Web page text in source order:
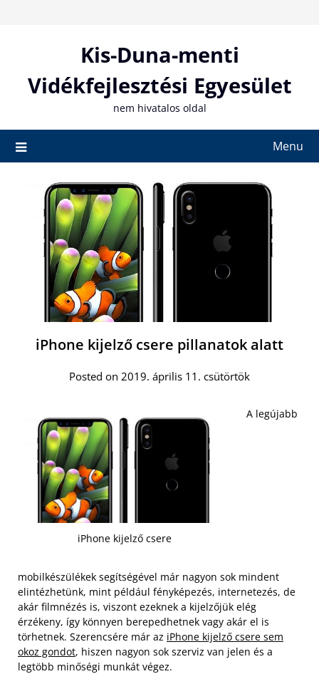
Kis-Duna-menti
Vidékfejlesztési Egyesület
nem hivatalos oldal
Menu
iPhone kijelző csere pillanatok alatt
Posted on 2019. április 11. csütörtök
iPhone kijelző csere
A legújabb
mobilkészülékek segítségével már nagyon sok mindent
elintézhetünk, mint például fényképezés, internetezés, de
akár filmnézés is, viszont ezeknek a kijelzőjük elég
érzékeny, így könnyen berepedhetnek vagy akár el is
törhetnek. Szerencsére már az iPhone kijelző csere sem
okoz gondot, hiszen nagyon sok szerviz van jelen és a
legtöbb minőségi munkát végez.